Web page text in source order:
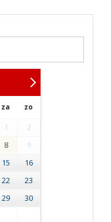
za zo
1
2
8
9
15
16
22
23
29
30